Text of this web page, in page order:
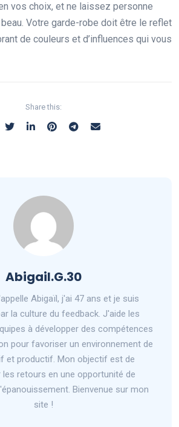
vos choix, et ne laissez personne
Votre garde-robe doit être le reflet
de couleurs et d’influences qui vous
Share this:
Abigail.G.30
Abigaïl, j'ai 47 ans et je suis
la culture du feedback. J'aide les
à développer des compétences
pour favoriser un environnement de
et productif. Mon objectif est de
retours en une opportunité de
Bienvenue sur mon
site !